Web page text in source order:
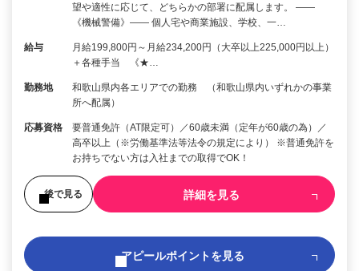
望や適性に応じて、どちらかの部署に配属します。 ――
《機械警備》―― 個人宅や商業施設、学校、一…
給与
月給199,800円～月給234,200円（大卒以上225,000円以上）
＋各種手当 《★…
勤務地
和歌山県内各エリアでの勤務 （和歌山県内いずれかの事業
所へ配属）
応募資格
要普通免許（AT限定可）／60歳未満（定年が60歳の為）／
高卒以上（※労働基準法等法令の規定により） ※普通免許を
お持ちでない方は入社までの取得でOK！
後で見る 詳細を見る
アピールポイントを見る